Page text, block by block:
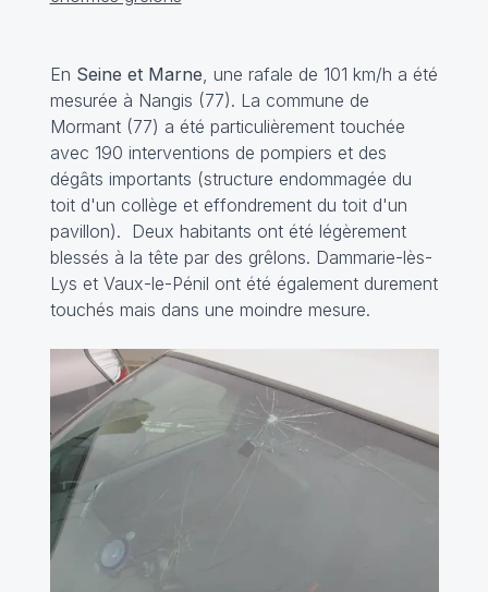
En Seine et Marne , une rafale de 101 km/h a été
mesurée à Nangis (77). La commune de
Mormant (77) a été particulièrement touchée
avec 190 interventions de pompiers et des
dégâts importants (structure endommagée du
toit d'un collège et effondrement du toit d'un
pavillon). Deux habitants ont été légèrement
blessés à la tête par des grêlons. Dammarie-lès-
Lys et Vaux-le-Pénil ont été également durement
touchés mais dans une moindre mesure.